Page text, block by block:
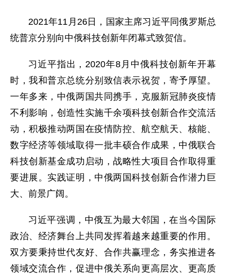
2021年11月26日，国家主席习近平同俄罗斯总
统普京分别向中俄科技创新年闭幕式致贺信。
习近平指出，2020年8月中俄科技创新年开幕
时，我和普京总统分别致信表示祝贺，寄予厚望。
一年多来，中俄两国共同携手，克服新冠肺炎疫情
不利影响，创造性实施千余项科技创新合作交流活
动，积极推动两国在疫情防控、航空航天、核能、
数字经济等领域取得一批丰硕合作成果，中俄联合
科技创新基金成功启动，战略性大项目合作取得重
要进展。实践证明，中俄两国科技创新合作潜力巨
大、前景广阔。
习近平强调，中俄互为最大邻国，在当今国际
政治、经济舞台上共同发挥着越来越重要的作用。
双方要秉持世代友好、合作共赢理念，务实推进各
领域交流合作，促进中俄关系向更高层次、更高质